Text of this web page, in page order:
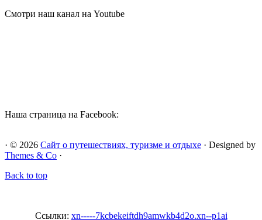
Смотри наш канал на Youtube
Наша страница на Facebook:
· © 2026 Сайт о путешествиях, туризме и отдыхе · Designed by
Themes & Co ·
Back to top
Ссылки: xn-----7kcbekeiftdh9amwkb4d2o.xn--p1ai